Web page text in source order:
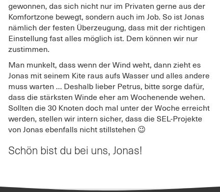
gewonnen, das sich nicht nur im Privaten gerne aus der
Komfortzone bewegt, sondern auch im Job. So ist Jonas
nämlich der festen Überzeugung, dass mit der richtigen
Einstellung fast alles möglich ist. Dem können wir nur
zustimmen.
Man munkelt, dass wenn der Wind weht, dann zieht es
Jonas mit seinem Kite raus aufs Wasser und alles andere
muss warten … Deshalb lieber Petrus, bitte sorge dafür,
dass die stärksten Winde eher am Wochenende wehen.
Sollten die 30 Knoten doch mal unter der Woche erreicht
werden, stellen wir intern sicher, dass die SEL-Projekte
von Jonas ebenfalls nicht stillstehen 😉
Schön bist du bei uns, Jonas!